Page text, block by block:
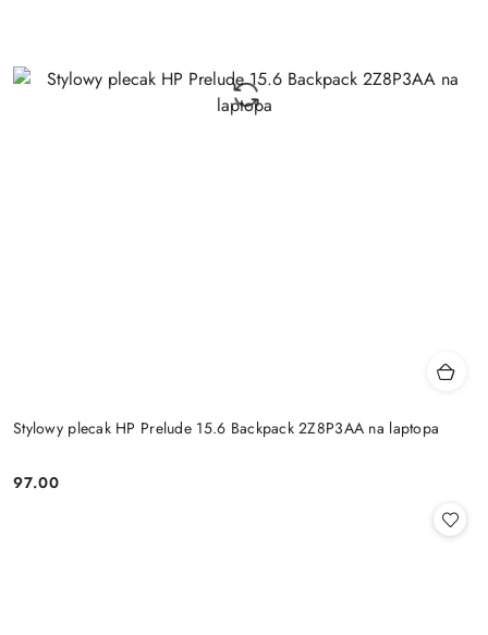
Stylowy plecak HP Prelude 15.6 Backpack 2Z8P3AA na laptopa
Cena:
97.00